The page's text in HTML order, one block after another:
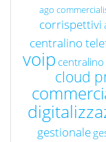
ago
corrispettivi
centralino
voip
cloud
gestionale